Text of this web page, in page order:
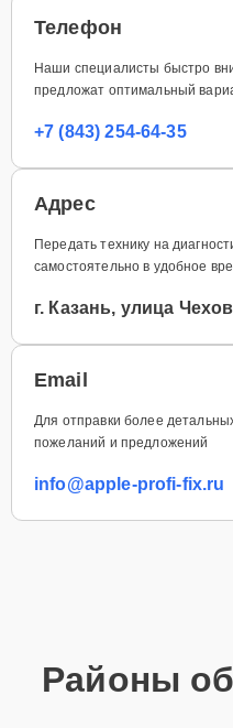
Телефон
Наши специалисты быстро
предложат оптимальный
+7 (843) 254-64-35
Адрес
Передать технику на
самостоятельно в удобное
г. Казань, улица
Email
Для отправки более
пожеланий и предложений
info@apple-profi-fix.ru
Районы